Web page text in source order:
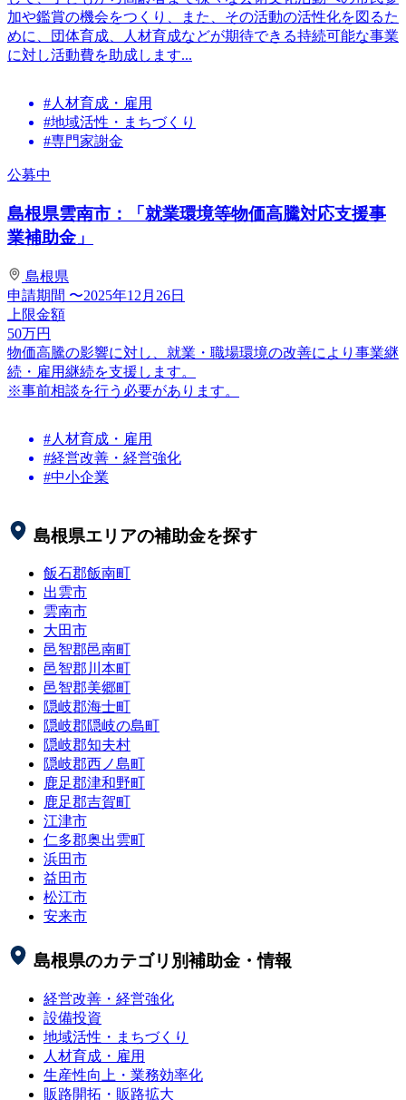
加や鑑賞の機会をつくり、また、その活動の活性化を図るた
めに、団体育成、人材育成などが期待できる持続可能な事業
に対し活動費を助成します...
#人材育成・雇用
#地域活性・まちづくり
#専門家謝金
公募中
島根県雲南市：「就業環境等物価高騰対応支援事
業補助金」
島根県
申請期間 〜2025年12月26日
上限金額
50万円
物価高騰の影響に対し、就業・職場環境の改善により事業継
続・雇用継続を支援します。
※事前相談を行う必要があります。
#人材育成・雇用
#経営改善・経営強化
#中小企業
島根県エリアの補助金を探す
飯石郡飯南町
出雲市
雲南市
大田市
邑智郡邑南町
邑智郡川本町
邑智郡美郷町
隠岐郡海士町
隠岐郡隠岐の島町
隠岐郡知夫村
隠岐郡西ノ島町
鹿足郡津和野町
鹿足郡吉賀町
江津市
仁多郡奥出雲町
浜田市
益田市
松江市
安来市
島根県のカテゴリ別補助金・情報
経営改善・経営強化
設備投資
地域活性・まちづくり
人材育成・雇用
生産性向上・業務効率化
販路開拓・販路拡大